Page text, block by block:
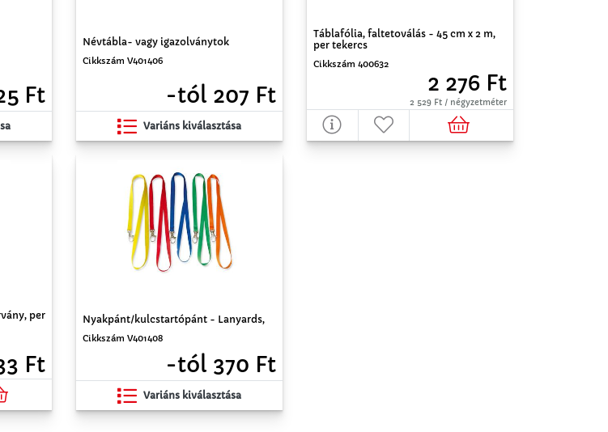
Ft
Névtábla- vagy igazolványtok
Cikkszám V401406
-tól 207 Ft
Variáns kiválasztása
Táblafólia, faltetoválás - 45 cm x 2 m,
per tekercs
Cikkszám 400632
2 276 Ft
2 529 Ft / négyzetméter
per
Ft
Nyakpánt/kulcstartópánt - Lanyards,
Cikkszám V401408
-tól 370 Ft
Variáns kiválasztása